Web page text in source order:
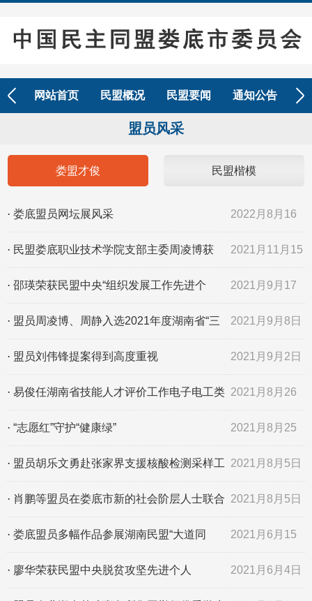
网站首页 民盟概况 民盟要闻 通知公告 参
盟员风采
娄盟才俊 民盟楷模
· 娄底盟员网坛展风采 2022月8月16
日
· 民盟娄底职业技术学院支部主委周凌博获
评“湖南农业职教名师”
2021月11月15
日
· 邵瑛荣获民盟中央“组织发展工作先进个
人”荣誉称号
2021月9月17
日
· 盟员周凌博、周静入选2021年度湖南省“三
区”科技人才选派名
2021月9月8日
· 盟员刘伟锋提案得到高度重视 2021月9月2日
· 易俊任湖南省技能人才评价工作电子电工类
专家委员会副主任委员
2021月8月26
日
· “志愿红”守护“健康绿” 2021月8月25
日
· 盟员胡乐文勇赴张家界支援核酸检测采样工
作
2021月8月5日
· 肖鹏等盟员在娄底市新的社会阶层人士联合
会任职
2021月8月5日
· 娄底盟员多幅作品参展湖南民盟“大道同
行”书画展
2021月6月15
日
· 廖华荣获民盟中央脱贫攻坚先进个人 2021月6月4日